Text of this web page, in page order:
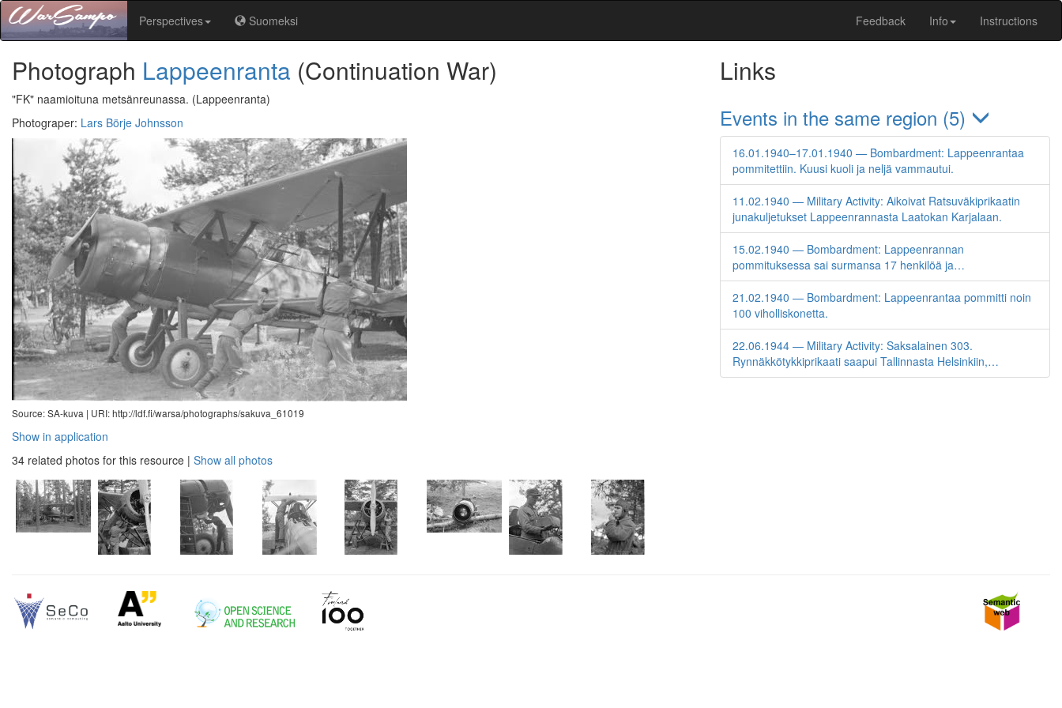
Perspectives Suomeksi Feedback Info Instructions
Photograph Lappeenranta (Continuation War)
"FK" naamioituna metsänreunassa. (Lappeenranta)
Photograper: Lars Börje Johnsson
Source: SA-kuva | URI: http://ldf.fi/warsa/photographs/sakuva_61019
Show in application
34 related photos for this resource | Show all photos
Links
Events in the same region (5)
16.01.1940–17.01.1940 — Bombardment: Lappeenrantaa
pommitettiin. Kuusi kuoli ja neljä vammautui.
11.02.1940 — Military Activity: Aikoivat Ratsuväkiprikaatin
junakuljetukset Lappeenrannasta Laatokan Karjalaan.
15.02.1940 — Bombardment: Lappeenrannan
pommituksessa sai surmansa 17 henkilöä ja…
21.02.1940 — Bombardment: Lappeenrantaa pommitti noin
100 viholliskonetta.
22.06.1944 — Military Activity: Saksalainen 303.
Rynnäkkötykkiprikaati saapui Tallinnasta Helsinkiin,…